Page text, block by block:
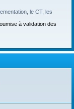
le CT, les
à validation des